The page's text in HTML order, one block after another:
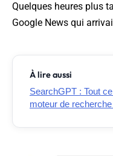
Quelques heures plus
Google News qui
À lire aussi
SearchGPT : Tout
moteur de recherche